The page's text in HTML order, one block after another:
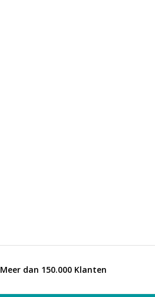
Meer dan 150.000 Klanten